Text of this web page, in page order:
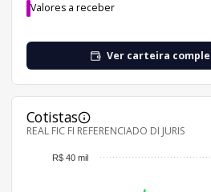
Valores a receber
Ver carteira
Cotistas
REAL FIC FI REFERENCIADO DI JURIS
R$ 40 mil